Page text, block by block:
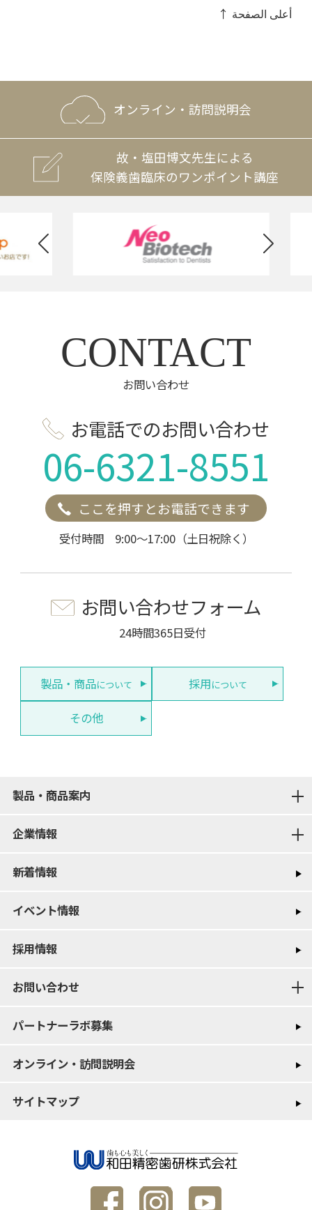
↑ أعلى الصفحة
オンライン・訪問説明会
故・塩田博文先生による
保険義歯臨床のワンポイント講座
CONTACT
お問い合わせ
お電話でのお問い合わせ
06-6321-8551
ここを押すとお電話できます
受付時間 9:00～17:00（土日祝除く）
お問い合わせフォーム
24時間365日受付
製品・商品について 採用について
その他
製品・商品案内
企業情報
新着情報
イベント情報
採用情報
お問い合わせ
パートナーラボ募集
オンライン・訪問説明会
サイトマップ